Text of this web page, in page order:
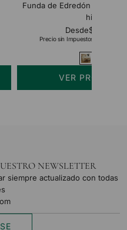
Funda de Edredón Bamboo
hilos
Desde$254.000
Precio sin Impuestos Nacionales:
VER
NEWSLETTER
siempre actualizado con todas